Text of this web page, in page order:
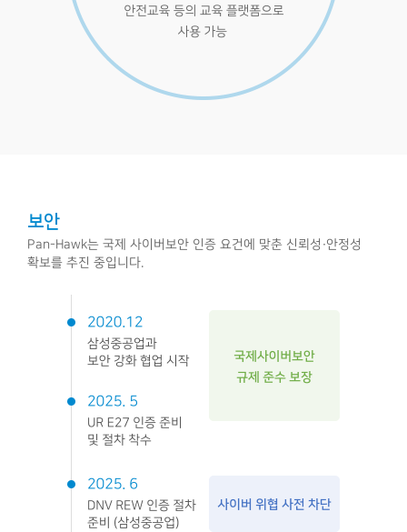
보안
Pan-Hawk는 국제 사이버보안 인증 요건에 맞춘 신뢰성·안정성
확보를 추진 중입니다.